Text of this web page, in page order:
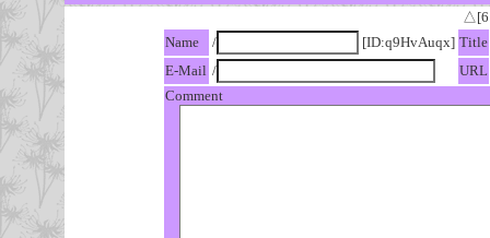
Name
/ [ID:q9HvAuqx] Title
E-Mail /
URL
Comment